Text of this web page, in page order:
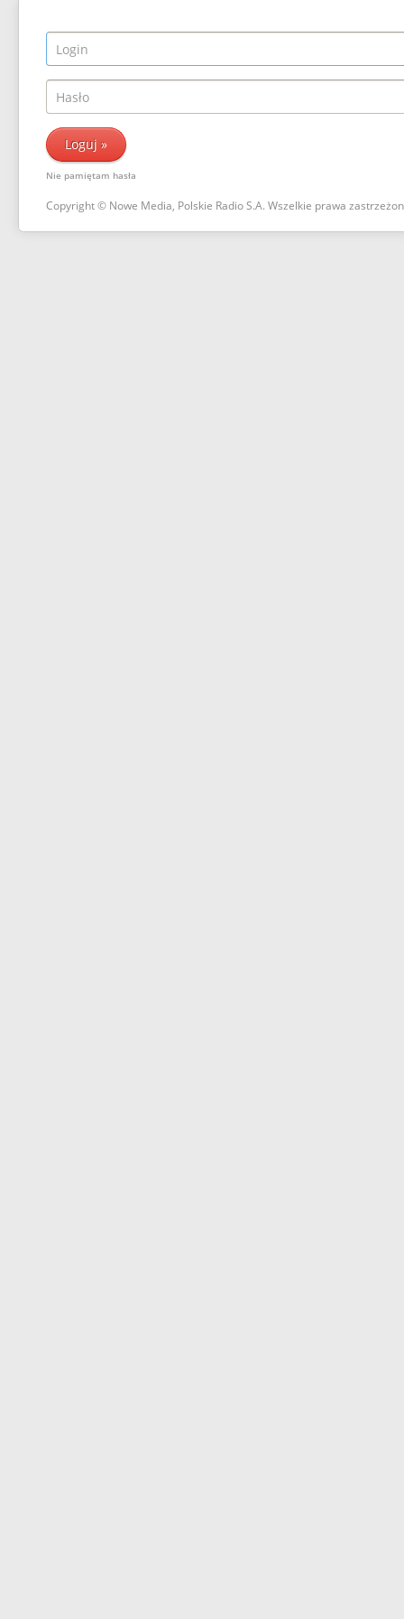
Nie pamiętam hasła
Copyright © Nowe Media, Polskie Radio S.A. Wszelkie prawa